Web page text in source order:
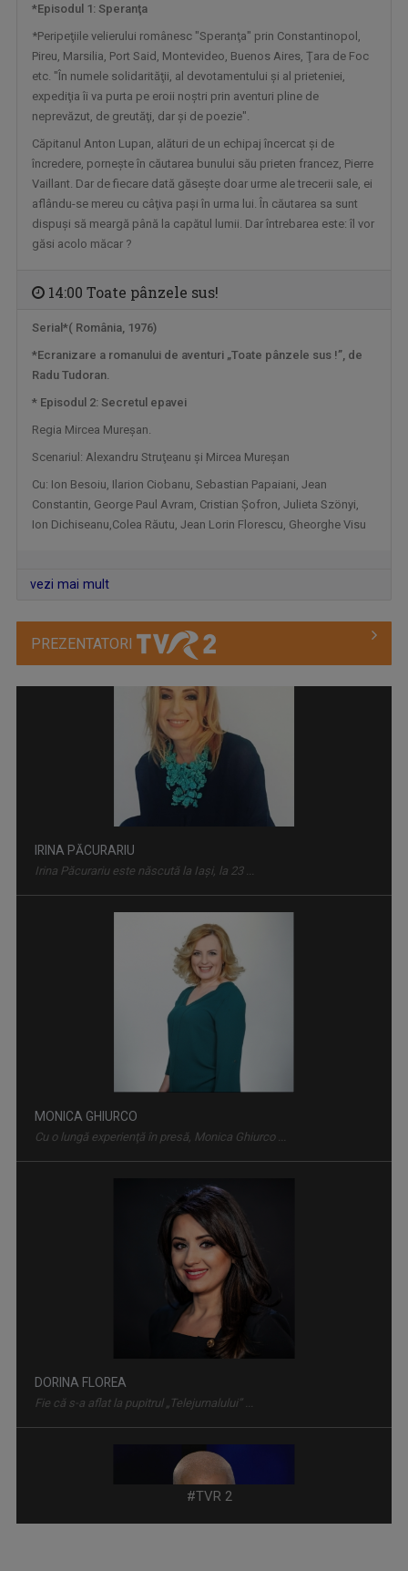
FĂRĂ PREJUDECĂȚI!
TELEJURNALUL TVR 2
Zilnic, la ora 12.00, Telejurnalul TVR 2 ne ...
CULTURA MINORITĂŢILOR
Redacțiile Maghiară, Germană și Alte ...
NATURĂ ŞI AVENTURĂ
O călătorie fascinantă prin cele mai sălbatice ...
În fiecare sâmbătă dimineaţa, la ora 10.00, la ...
Un show culinar despre tradiții și secrete ale ...
*Episodul 1: Speranţa
*Peripeţiile velierului românesc "Speranţa" prin Constantinopol,
Pireu, Marsilia, Port Said, Montevideo, Buenos Aires, Ţara de Foc
etc. "În numele solidarităţii, al devotamentului şi al prieteniei,
expediţia îi va purta pe eroii noştri prin aventuri pline de
neprevăzut, de greutăţi, dar şi de poezie".
Căpitanul Anton Lupan, alături de un echipaj încercat şi de
încredere, porneşte în căutarea bunului său prieten francez, Pierre
Vaillant. Dar de fiecare dată găseşte doar urme ale trecerii sale, ei
aflându-se mereu cu câţiva paşi în urma lui. În căutarea sa sunt
dispuşi să meargă până la capătul lumii. Dar întrebarea este: îl vor
găsi acolo măcar ?
14:00 Toate pânzele sus!
Serial*( România, 1976)
*Ecranizare a romanului de aventuri „Toate pânzele sus !”, de
Radu Tudoran.
* Episodul 2: Secretul epavei
Regia Mircea Mureşan.
Scenariul: Alexandru Struţeanu şi Mircea Mureşan
Cu: Ion Besoiu, Ilarion Ciobanu, Sebastian Papaiani, Jean
Constantin, George Paul Avram, Cristian Şofron, Julieta Szönyi,
Ion Dichiseanu,Colea Răutu, Jean Lorin Florescu, Gheorghe Visu
vezi mai mult
PREZENTATORI
Cu o lungă experienţă în presă, Monica Ghiurco ...
Fie că s-a aflat la pupitrul „Telejurnalului” ...
Este unul dintre cei mai carismatici ...
#TVR 2